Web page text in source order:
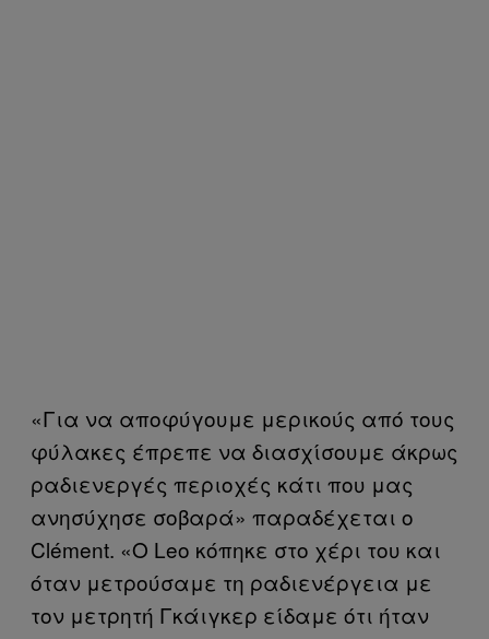
«Για να αποφύγουμε μερικούς από τους
φύλακες έπρεπε να διασχίσουμε άκρως
ραδιενεργές περιοχές κάτι που μας
ανησύχησε σοβαρά» παραδέχεται ο
Clément. «Ο Leo κόπηκε στο χέρι του και
όταν μετρούσαμε τη ραδιενέργεια με
τον μετρητή Γκάιγκερ είδαμε ότι ήταν